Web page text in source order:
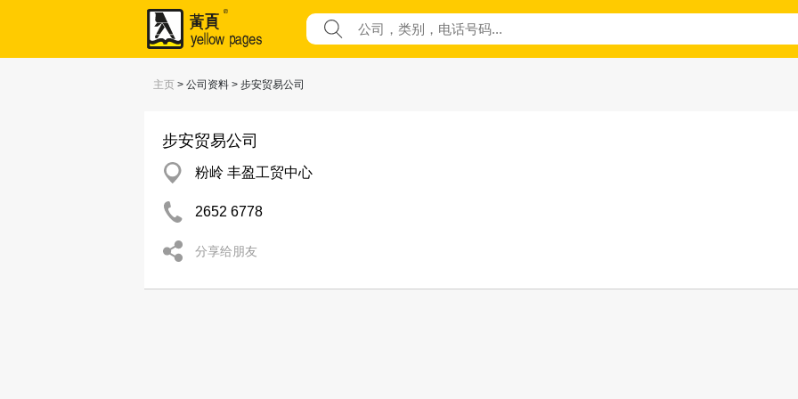
主页 > 公司资料 > 步安贸易公司
步安贸易公司
粉岭 丰盈工贸中心
2652 6778
分享给朋友